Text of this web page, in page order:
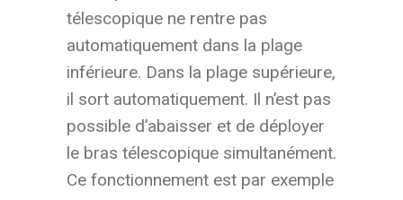
télescopique ne rentre pas
automatiquement dans la plage
inférieure. Dans la plage supérieure,
il sort automatiquement. Il n’est pas
possible d’abaisser et de déployer
le bras télescopique simultanément.
Ce fonctionnement est par exemple